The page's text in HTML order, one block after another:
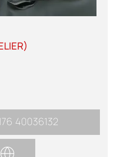
40036132